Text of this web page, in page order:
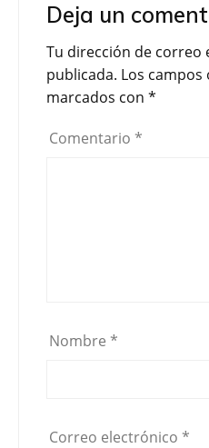
Deja un
Tu dirección de correo
publicada. Los
marcados con *
Comentario *
Nombre *
Correo electrónico *